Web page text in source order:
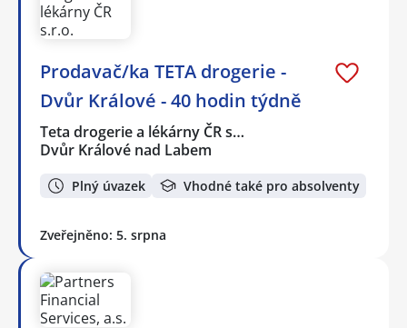
Prodavač/ka TETA drogerie -
Dvůr Králové - 40 hodin týdně
Teta drogerie a lékárny ČR s…
Dvůr Králové nad Labem
Plný úvazek Vhodné také pro absolventy
Zveřejněno: 5. srpna